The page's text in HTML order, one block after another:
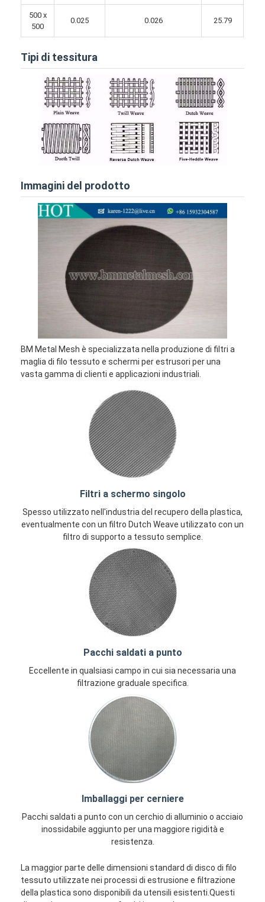
500 x
500
0.025 0.026 25.79
Tipi di tessitura
Immagini del prodotto
BM Metal Mesh è specializzata nella produzione di filtri a
maglia di filo tessuto e schermi per estrusori per una
vasta gamma di clienti e applicazioni industriali.
Filtri a schermo singolo
Spesso utilizzato nell'industria del recupero della plastica,
eventualmente con un filtro Dutch Weave utilizzato con un
filtro di supporto a tessuto semplice.
Pacchi saldati a punto
Eccellente in qualsiasi campo in cui sia necessaria una
filtrazione graduale specifica.
Imballaggi per cerniere
Pacchi saldati a punto con un cerchio di alluminio o acciaio
inossidabile aggiunto per una maggiore rigidità e
resistenza.
La maggior parte delle dimensioni standard di disco di filo
tessuto utilizzate nei processi di estrusione e filtrazione
della plastica sono disponibili da utensili esistenti.Questi